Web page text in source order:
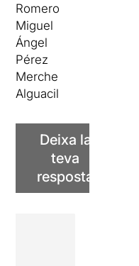
Romero
Miguel
Ángel
Pérez
Merche
Alguacil
Deixa la
teva
resposta